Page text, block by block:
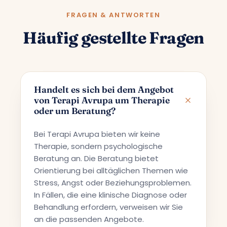
FRAGEN & ANTWORTEN
Häufig gestellte Fragen
Handelt es sich bei dem Angebot
von Terapi Avrupa um Therapie
oder um Beratung?
Bei Terapi Avrupa bieten wir keine
Therapie, sondern psychologische
Beratung an. Die Beratung bietet
Orientierung bei alltäglichen Themen wie
Stress, Angst oder Beziehungsproblemen.
In Fällen, die eine klinische Diagnose oder
Behandlung erfordern, verweisen wir Sie
an die passenden Angebote.